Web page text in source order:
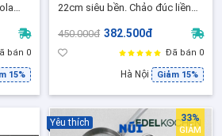
loại
bán 0
15%
22cm siêu bền. Chảo đúc liền
được trên mọi loại bếp đẹp
450.000đ 382.500đ
Đã bán 0
Hà Nội Giảm 15%
Yêu thích 33%
GIẢM